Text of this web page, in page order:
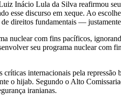
Inácio Lula da Silva reafirmou
esse discurso em xeque. Ao
direitos fundamentais —
nuclear com fins pacíficos,
seu programa nuclear
internacionais pela
o hijab. Segundo o Alto
iranianas.